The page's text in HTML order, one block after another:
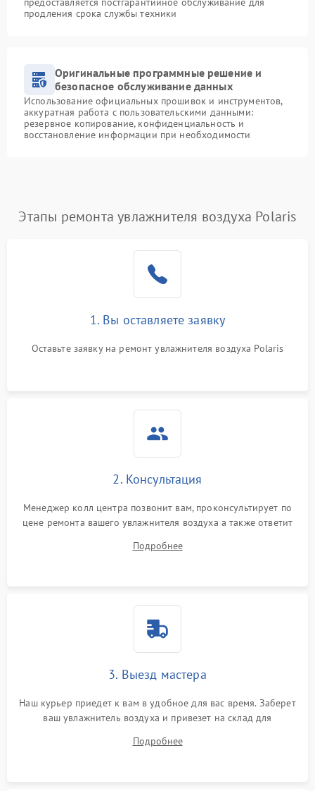
продления срока службы техники
Оригинальные программные решение и
безопасное обслуживание данных
Использование официальных прошивок и инструментов,
аккуратная работа с пользовательскими данными:
резервное копирование, конфиденциальность и
восстановление информации при необходимости
Этапы ремонта увлажнителя воздуха Polaris
1. Вы оставляете заявку
Оставьте заявку на ремонт увлажнителя воздуха Polaris
2. Консультация
Менеджер колл центра позвонит вам, проконсультирует по
цене ремонта вашего увлажнителя воздуха а также ответит
Подробнее
3. Выезд мастера
Наш курьер приедет к вам в удобное для вас время. Заберет
ваш увлажнитель воздуха и привезет на склад для
Подробнее